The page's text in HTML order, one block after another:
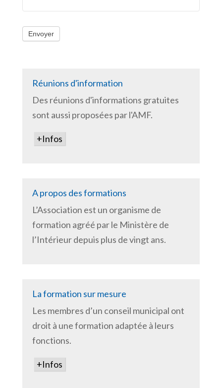
Envoyer
Réunions d'information
Des réunions d'informations gratuites
sont aussi proposées par l'AMF.
+Infos
A propos des formations
L’Association est un organisme de
formation agréé par le Ministère de
l’Intérieur depuis plus de vingt ans.
La formation sur mesure
Les membres d’un conseil municipal ont
droit à une formation adaptée à leurs
fonctions.
+Infos